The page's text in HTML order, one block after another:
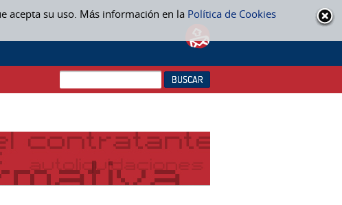
acepta su uso. Más información en la Política de Cookies